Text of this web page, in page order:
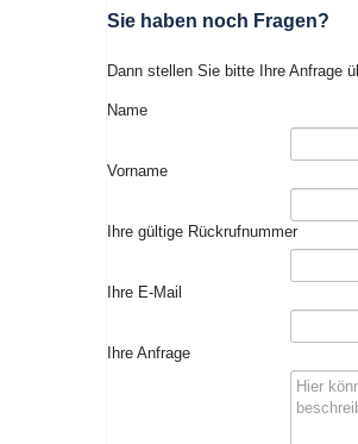
Sie haben noch Fragen?
Dann stellen Sie bitte Ihre Anfrage
Name
Vorname
Ihre gültige Rückrufnummer
Ihre E-Mail
Ihre Anfrage